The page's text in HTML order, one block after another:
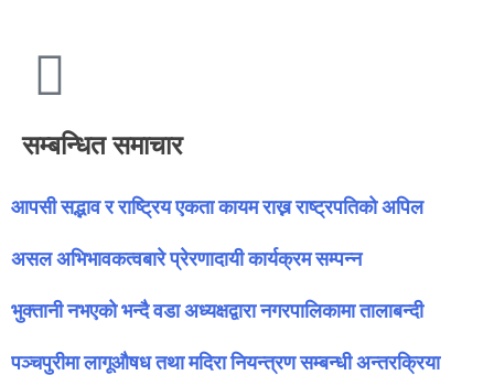
सम्बन्धित समाचार
आपसी सद्भाव र राष्ट्रिय एकता कायम राख्न राष्ट्रपतिको अपिल
असल अभिभावकत्वबारे प्रेरणादायी कार्यक्रम सम्पन्न
भुक्तानी नभएको भन्दै वडा अध्यक्षद्वारा नगरपालिकामा तालाबन्दी
पञ्चपुरीमा लागूऔषध तथा मदिरा नियन्त्रण सम्बन्धी अन्तरक्रिया